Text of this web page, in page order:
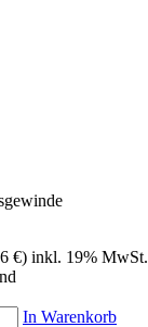
€) inkl. 19% MwSt.
In Warenkorb